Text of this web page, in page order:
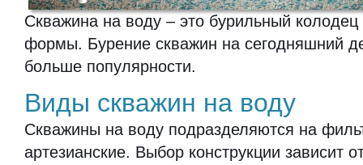
Скважина на воду – это бурильный колодец
формы. Бурение скважин на сегодняшний
больше популярности.
Виды скважин на воду
Скважины на воду подразделяются на
артезианские. Выбор конструкции зависит